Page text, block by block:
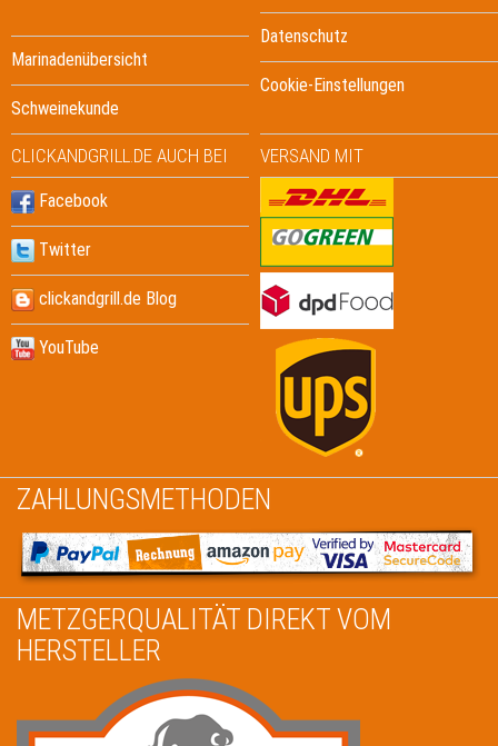
Marinadenübersicht
Schweinekunde
Datenschutz
Cookie-Einstellungen
CLICKANDGRILL.DE AUCH BEI
Facebook
Twitter
clickandgrill.de Blog
YouTube
VERSAND MIT
ZAHLUNGSMETHODEN
METZGERQUALITÄT DIREKT VOM
HERSTELLER